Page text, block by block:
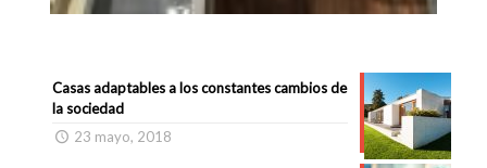
Casas adaptables a los constantes cambios de
la sociedad
23 mayo, 2018